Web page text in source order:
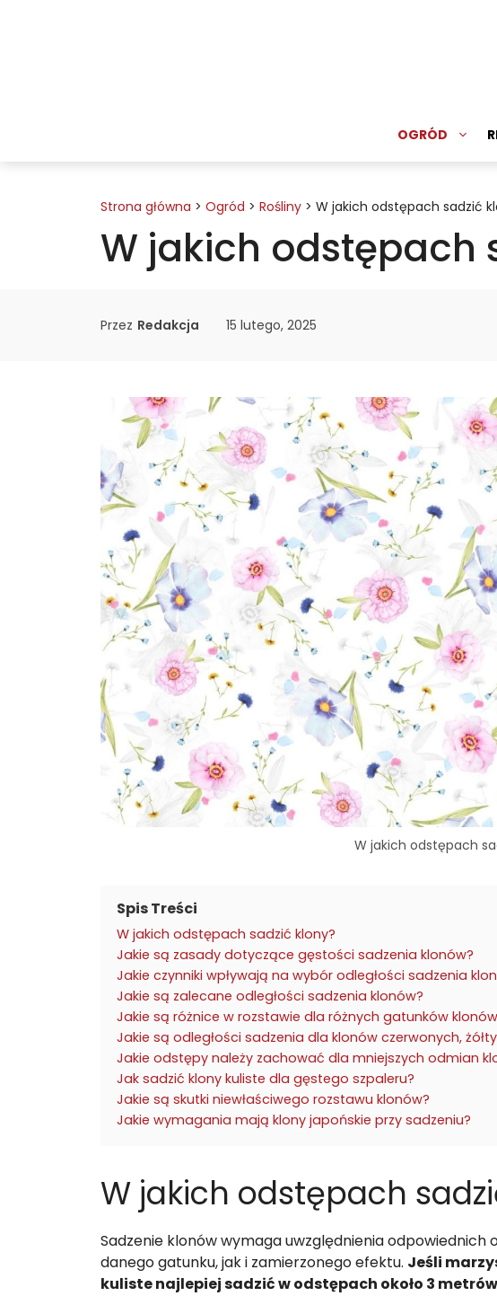
OGRÓD
Strona główna > Ogród > Rośliny > W jakich odstępach sadzić
W jakich odstępach
Przez Redakcja 15 lutego, 2025
W jakich odstępach
Spis Treści
W jakich odstępach sadzić klony?
Jakie są zasady dotyczące gęstości sadzenia klonów?
Jakie czynniki wpływają na wybór odległości sadzenia
Jakie są zalecane odległości sadzenia klonów?
Jakie są różnice w rozstawie dla różnych gatunków
Jakie są odległości sadzenia dla klonów czerwonych,
Jakie odstępy należy zachować dla mniejszych odmian
Jak sadzić klony kuliste dla gęstego szpaleru?
Jakie są skutki niewłaściwego rozstawu klonów?
Jakie wymagania mają klony japońskie przy sadzeniu?
W jakich odstępach
Sadzenie klonów wymaga uwzględnienia odpowiednich
danego gatunku, jak i zamierzonego efektu. Jeśli
kuliste najlepiej sadzić w odstępach około 3